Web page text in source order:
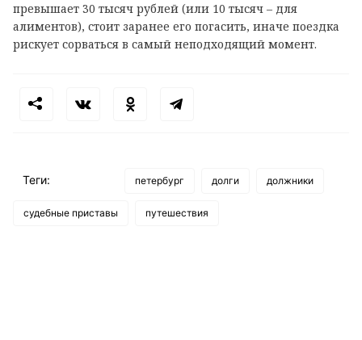
превышает 30 тысяч рублей (или 10 тысяч – для
алиментов), стоит заранее его погасить, иначе поездка
рискует сорваться в самый неподходящий момент.
Теги: петербург долги должники
судебные приставы путешествия